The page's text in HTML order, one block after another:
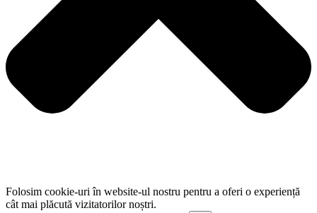
Folosim cookie-uri în website-ul nostru pentru a oferi o experiență
cât mai plăcută vizitatorilor noștri.